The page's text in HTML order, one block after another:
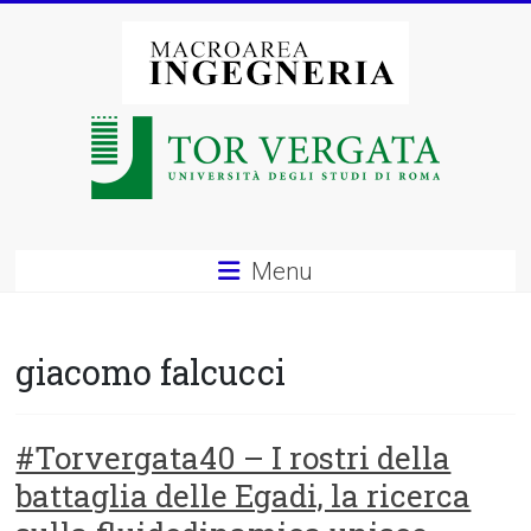
Macroarea
degli
di
Roma
Menu
giacomo falcucci
#Torvergata40 – I rostri della
battaglia delle Egadi, la ricerca